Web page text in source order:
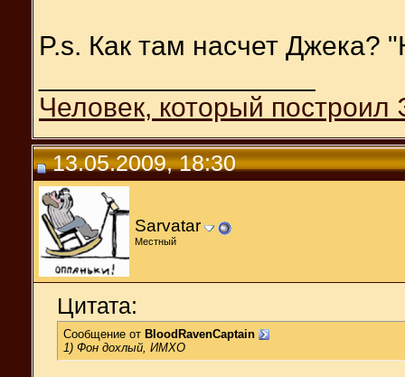
P.s. Как там насчет
Человек, который
13.05.2009, 18:30
Sarvatar
Местный
Цитата:
Сообщение от BloodRavenCaptain
1) Фон дохлый, ИМХО